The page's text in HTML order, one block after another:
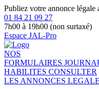
Publiez votre annonce légale
01 84 21 09 27
7h00 à 19h00 (non surtaxé)
Espace JAL-Pro
NOS
FORMULAIRES
HABILITES CONSULTER
LES ANNONCES